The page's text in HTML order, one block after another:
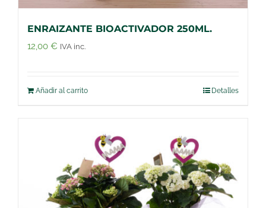
ENRAIZANTE BIOACTIVADOR 250ML.
12,00 € IVA inc.
Añadir al carrito Detalles